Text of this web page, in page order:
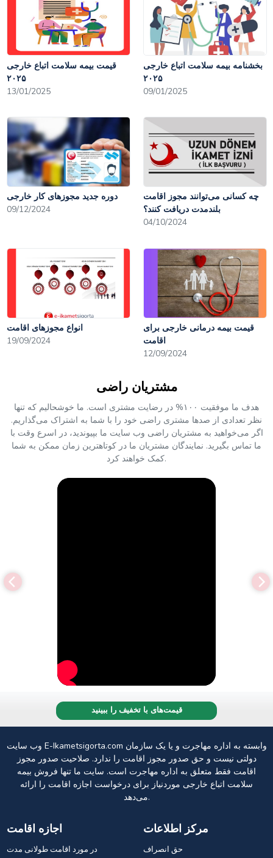
قیمت بیمه سلامت اتباع خارجی
۲۰۲۵
13/01/2025
بخشنامه بیمه سلامت اتباع خارجی
۲۰۲۵
09/01/2025
دوره جدید مجوزهای کار خارجی
09/12/2024
چه کسانی می‌توانند مجوز اقامت
بلندمدت دریافت کنند؟
04/10/2024
انواع مجوزهای اقامت
19/09/2024
قیمت بیمه درمانی خارجی برای
اقامت
12/09/2024
مشتریان راضی
هدف ما موفقیت ۱۰۰% در رضایت مشتری است. ما خوشحالیم که تنها
نظر تعدادی از صدها مشتری راضی خود را با شما به اشتراک می‌گذاریم.
اگر می‌خواهید به مشتریان راضی وب سایت ما بپیوندید، در اسرع وقت با
ما تماس بگیرید. نمایندگان مشتریان ما در کوتاهترین زمان ممکن به شما
کمک خواهند کرد.
قیمت‌های با تخفیف را ببینید
وب سایت E-Ikametsigorta.com وابسته به اداره مهاجرت و یا یک سازمان
دولتی نیست و حق صدور مجوز اقامت را ندارد. صلاحیت صدور مجوز
اقامت فقط متعلق به اداره مهاجرت است. سایت ما تنها فروش بیمه
سلامت اتباع خارجی موردنیاز برای درخواست اجازه اقامت را ارائه
می‌دهد.
اجازه اقامت
در مورد اقامت طولانی مدت
مرکز اطلاعات
حق انصراف